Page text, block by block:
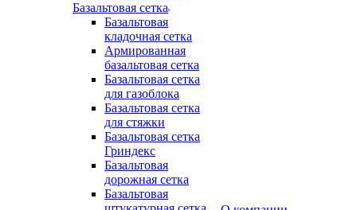
Базальтовая сетка
Базальтовая
кладочная сетка
Армированная
базальтовая сетка
Базальтовая сетка
для газоблока
Базальтовая сетка
для стяжки
Базальтовая сетка
Гриндекс
Базальтовая
дорожная сетка
Базальтовая